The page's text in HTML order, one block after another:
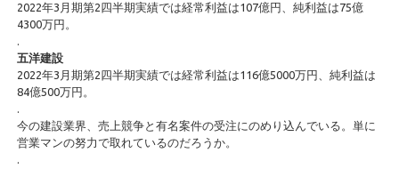
2022年3月期第2四半期実績では経常利益は107億円、純利益は75億
4300万円。
.
五洋建設
2022年3月期第2四半期実績では経常利益は116億5000万円、純利益は
84億500万円。
.
今の建設業界、売上競争と有名案件の受注にのめり込んでいる。単に
営業マンの努力で取れているのだろうか。
.